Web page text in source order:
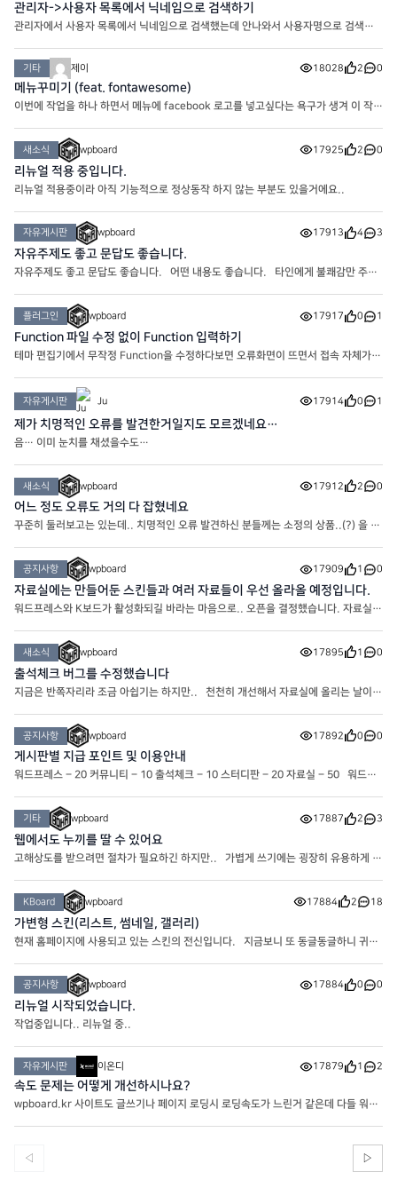
관리자->사용자 목록에서 닉네임으로 검색하기
관리자에서 사용자 목록에서 닉네임으로 검색했는데 안나와서 사용자명으로 검색하
미가 없고 우리가 찾고 싶은건 이름이나 닉네임이라..
기타 제이 18028 2 0
메뉴꾸미기 (feat. fontawesome)
이번에 작업을 하나 하면서 메뉴에 facebook 로고를 넣고싶다는 욕구가 생겨 이 작업
르겠는데 메뉴에 추가하는 거는 잘 모르겠더라구요. 그래서
새소식 wpboard 17925 2 0
리뉴얼 적용 중입니다.
리뉴얼 적용중이라 아직 기능적으로 정상동작 하지 않는 부분도 있을거에요..
자유게시판 wpboard 17913 4 3
자유주제도 좋고 문답도 좋습니다.
자유주제도 좋고 문답도 좋습니다. 어떤 내용도 좋습니다. 타인에게 불쾌감만 주지
플러그인 wpboard 17917 0 1
Function 파일 수정 없이 Function 입력하기
테마 편집기에서 무작정 Function을 수정하다보면 오류화면이 뜨면서 접속 자체가
플러그인을 이용해봅시다. 바로 ‘코드 스니펫’ 입니다.
자유게시판 Ju 17914 0 1
제가 치명적인 오류를 발견한거일지도 모르겠네요…
음… 이미 눈치를 채셨을수도…
새소식 wpboard 17912 2 0
어느 정도 오류도 거의 다 잡혔네요
꾸준히 둘러보고는 있는데.. 치명적인 오류 발견하신 분들께는 소정의 상품..(?) 을 드
공지사항 wpboard 17909 1 0
자료실에는 만들어둔 스킨들과 여러 자료들이 우선 올라올 예정입니다.
워드프레스와 K보드가 활성화되길 바라는 마음으로.. 오픈을 결정했습니다. 자료실에
새소식 wpboard 17895 1 0
출석체크 버그를 수정했습니다
지금은 반쪽자리라 조금 아쉽기는 하지만.. 천천히 개선해서 자료실에 올리는 날이
공지사항 wpboard 17892 0 0
게시판별 지급 포인트 및 이용안내
워드프레스 – 20 커뮤니티 – 10 출석체크 – 10 스터디판 – 20 자료실 – 50 워드프
주는 행위는 제재 대상입니다. 스터디판 : 워드프레스에 도
기타 wpboard 17887 2 3
웹에서도 누끼를 딸 수 있어요
고해상도를 받으려면 절차가 필요하긴 하지만.. 가볍게 쓰기에는 굉장히 유용하게 사
KBoard wpboard 17884 2 18
가변형 스킨(리스트, 썸네일, 갤러리)
현재 홈페이지에 사용되고 있는 스킨의 전신입니다. 지금보니 또 동글동글하니 귀엽
공지사항 wpboard 17884 0 0
리뉴얼 시작되었습니다.
작업중입니다.. 리뉴얼 중..
자유게시판 이온디 17879 1 2
속도 문제는 어떻게 개선하시나요?
wpboard.kr 사이트도 글쓰기나 페이지 로딩시 로딩속도가 느린거 같은데 다들 워프
◁ ▷